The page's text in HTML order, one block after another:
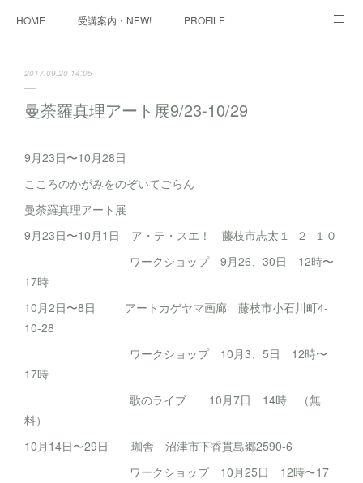
HOME 受講案内・NEW! PROFILE
2017.09.20 14:05
曼荼羅真理アート展9/23-10/29
9月23日〜10月28日
こころのかがみをのぞいてごらん
曼荼羅真理アート展
9月23日〜10月1日 ア・テ・スエ！ 藤枝市志太１−２−１０
ワークショップ 9月26、30日 12時〜
17時
10月2日〜8日 アートカゲヤマ画廊 藤枝市小石川町4-
10-28
ワークショップ 10月3、5日 12時〜
17時
歌のライブ 10月7日 14時 （無
料）
10月14日〜29日 珈舎 沼津市下香貫島郷2590-6
ワークショップ 10月25日 12時〜17